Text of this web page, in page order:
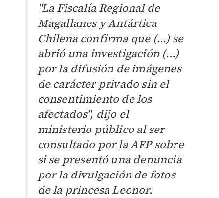
"La Fiscalía Regional de
Magallanes y Antártica
Chilena confirma que (...) se
abrió una investigación (...)
por la difusión de imágenes
de carácter privado sin el
consentimiento de los
afectados", dijo el
ministerio público al ser
consultado por la AFP sobre
si se presentó una denuncia
por la divulgación de fotos
de la princesa Leonor.